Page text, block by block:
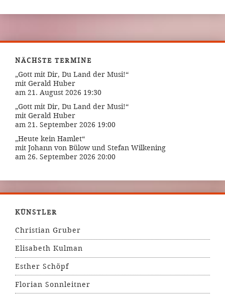
NÄCHSTE TERMINE
„Gott mit Dir, Du Land der Musi!“
mit Gerald Huber
am 21. August 2026 19:30
„Gott mit Dir, Du Land der Musi!“
mit Gerald Huber
am 21. September 2026 19:00
„Heute kein Hamlet“
mit Johann von Bülow und Stefan Wilkening
am 26. September 2026 20:00
KÜNSTLER
Christian Gruber
Elisabeth Kulman
Esther Schöpf
Florian Sonnleitner